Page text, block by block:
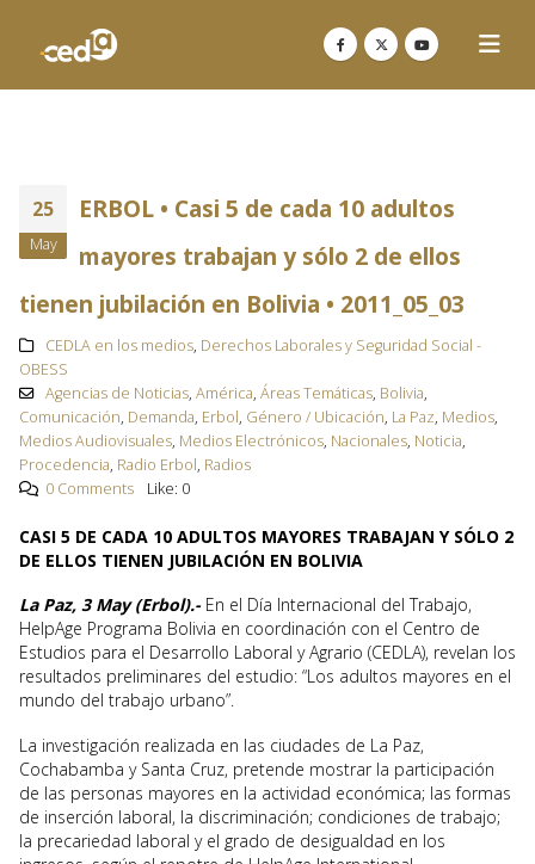
25
May
ERBOL • Casi 5 de cada 10 adultos
mayores trabajan y sólo 2 de ellos
tienen jubilación en Bolivia • 2011_05_03
CEDLA en los medios, Derechos Laborales y Seguridad Social -
OBESS
Agencias de Noticias, América, Áreas Temáticas, Bolivia,
Comunicación, Demanda, Erbol, Género / Ubicación, La Paz, Medios,
Medios Audiovisuales, Medios Electrónicos, Nacionales, Noticia,
Procedencia, Radio Erbol, Radios
0 Comments
Like: 0
CASI 5 DE CADA 10 ADULTOS MAYORES TRABAJAN Y SÓLO 2
DE ELLOS TIENEN JUBILACIÓN EN BOLIVIA
La Paz, 3 May (Erbol).- En el Día Internacional del Trabajo,
HelpAge Programa Bolivia en coordinación con el Centro de
Estudios para el Desarrollo Laboral y Agrario (CEDLA), revelan los
resultados preliminares del estudio: “Los adultos mayores en el
mundo del trabajo urbano”.
La investigación realizada en las ciudades de La Paz,
Cochabamba y Santa Cruz, pretende mostrar la participación
de las personas mayores en la actividad económica; las formas
de inserción laboral, la discriminación; condiciones de trabajo;
la precariedad laboral y el grado de desigualdad en los